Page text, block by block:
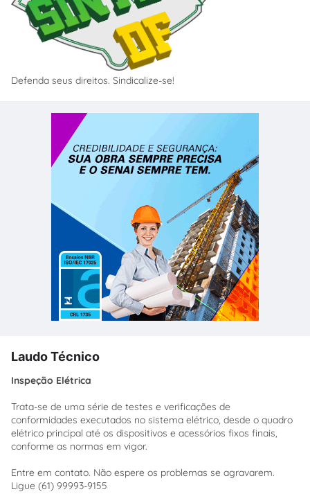
Defenda seus direitos. Sindicalize-se!
Laudo Técnico
Inspeção Elétrica
Trata-se de uma série de testes e verificações de
conformidades executados no sistema elétrico, desde o quadro
elétrico principal até os dispositivos e acessórios fixos finais,
conforme as normas em vigor.
Entre em contato. Não espere os problemas se agravarem.
Ligue (61) 99993-9155